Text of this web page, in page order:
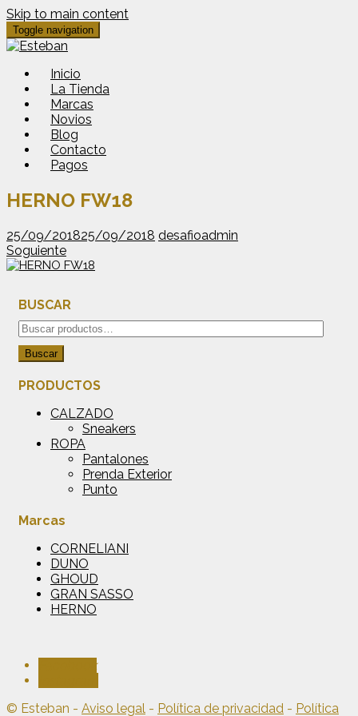
Skip to main content
Toggle navigation
Inicio
La Tienda
Marcas
Novios
Blog
Contacto
Pagos
HERNO FW18
25/09/201825/09/2018 desafioadmin
Soguiente
BUSCAR
Buscar
por:
Buscar
PRODUCTOS
CALZADO
Sneakers
ROPA
Pantalones
Prenda Exterior
Punto
Marcas
CORNELIANI
DUNO
GHOUD
GRAN SASSO
HERNO
© Esteban - Aviso legal - Política de privacidad - Política